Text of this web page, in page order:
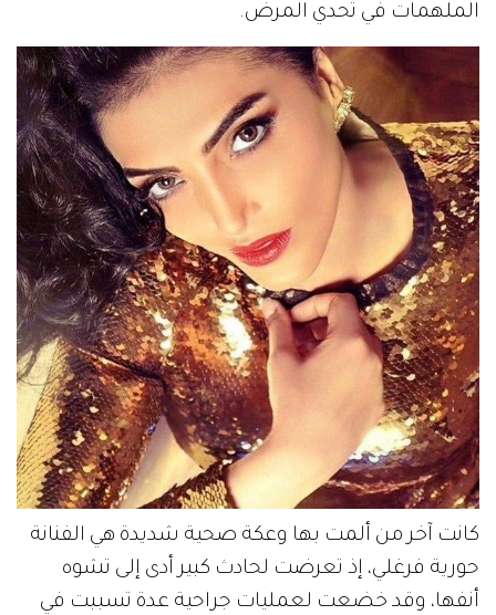
الملهمات في تحدي المرض.
كانت آخر من ألمت بها وعكة صحية شديدة هي الفنانة
حورية فرغلي، إذ تعرضت لحادث كبير أدى إلى تشوه
أنفها، وقد خضعت لعمليات جراحية عدة تسببت في